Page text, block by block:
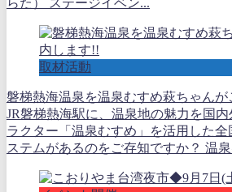
取材活動
磐梯熱海温泉を温泉むすめ萩ちゃん
JR磐梯熱海駅に、温泉地の魅力を国
ラクター「温泉むすめ」を活用した
ステムがあるのをご存知ですか？ 温